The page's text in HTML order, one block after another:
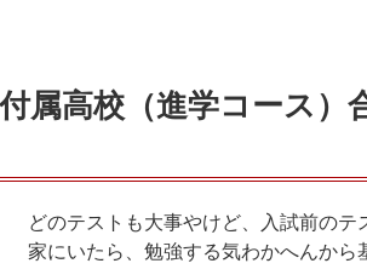
属高校（進学コース）
どのテストも大事やけど、入試前のテ
家にいたら、勉強する気わかへんから